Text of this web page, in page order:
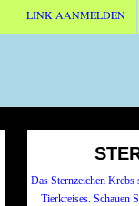
LINK AANMELDEN
Das Sternzeichen Krebs
Tierkreises. Schauen